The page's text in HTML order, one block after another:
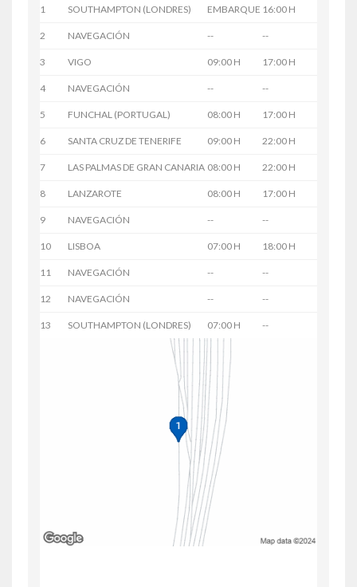
1 SOUTHAMPTON (LONDRES) EMBARQUE 16:00 H
2 NAVEGACIÓN -- --
3 VIGO 09:00 H 17:00 H
4 NAVEGACIÓN -- --
5 FUNCHAL (PORTUGAL) 08:00 H 17:00 H
6 SANTA CRUZ DE TENERIFE 09:00 H 22:00 H
7 LAS PALMAS DE GRAN CANARIA 08:00 H 22:00 H
8 LANZAROTE 08:00 H 17:00 H
9 NAVEGACIÓN -- --
10 LISBOA 07:00 H 18:00 H
11 NAVEGACIÓN -- --
12 NAVEGACIÓN -- --
13 SOUTHAMPTON (LONDRES) 07:00 H --